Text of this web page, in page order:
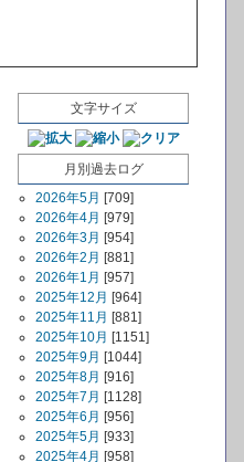
文字サイズ
月別過去ログ
2026年5月 [709]
2026年4月 [979]
2026年3月 [954]
2026年2月 [881]
2026年1月 [957]
2025年12月 [964]
2025年11月 [881]
2025年10月 [1151]
2025年9月 [1044]
2025年8月 [916]
2025年7月 [1128]
2025年6月 [956]
2025年5月 [933]
2025年4月 [958]